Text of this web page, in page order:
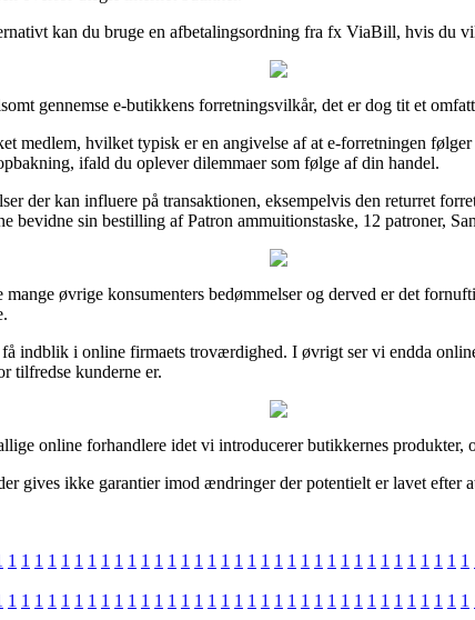
kan du bruge en afbetalingsordning fra fx ViaBill, hvis du
gennemse e-butikkens forretningsvilkår, det er dog tit et
medlem, hvilket typisk er en angivelse af at e-forretningen
ifald du oplever dilemmaer som følge af din handel.
der kan influere på transaktionen, eksempelvis den returret
bevidne sin bestilling af Patron ammuitionstaske, 12 patroner,
øvrige konsumenters bedømmelser og derved er det
indblik i online firmaets troværdighed. I øvrigt ser vi endda
tilfredse kunderne er.
online forhandlere idet vi introducerer butikkernes produkter,
gives ikke garantier imod ændringer der potentielt er lavet efter
1 1 1 1 1 1 1 1 1 1 1 1 1 1 1 1 1 1 1 1 1 1 1 1 1 1 1 1 1 1 1 1 1 1 1
1 1 1 1 1 1 1 1 1 1 1 1 1 1 1 1 1 1 1 1 1 1 1 1 1 1 1 1 1 1 1 1 1 1 1